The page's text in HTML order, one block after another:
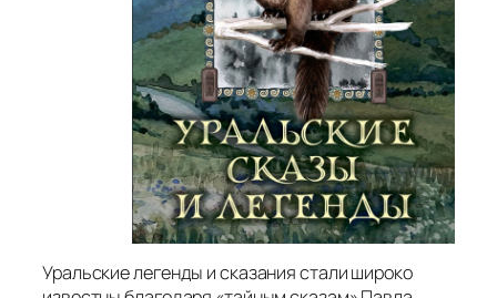
Уральские легенды и сказания стали широко